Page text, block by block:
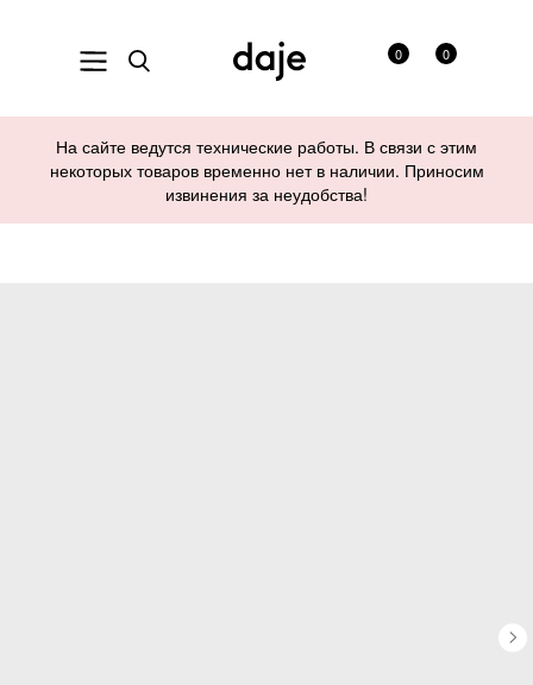
0
0
На сайте ведутся технические работы. В связи с этим
некоторых товаров временно нет в наличии. Приносим
извинения за неудобства!